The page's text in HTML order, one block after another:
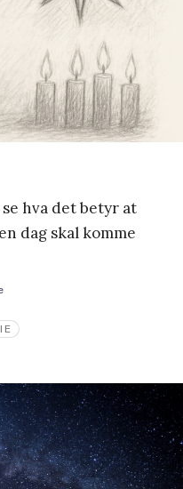
se hva det betyr at
dag skal komme